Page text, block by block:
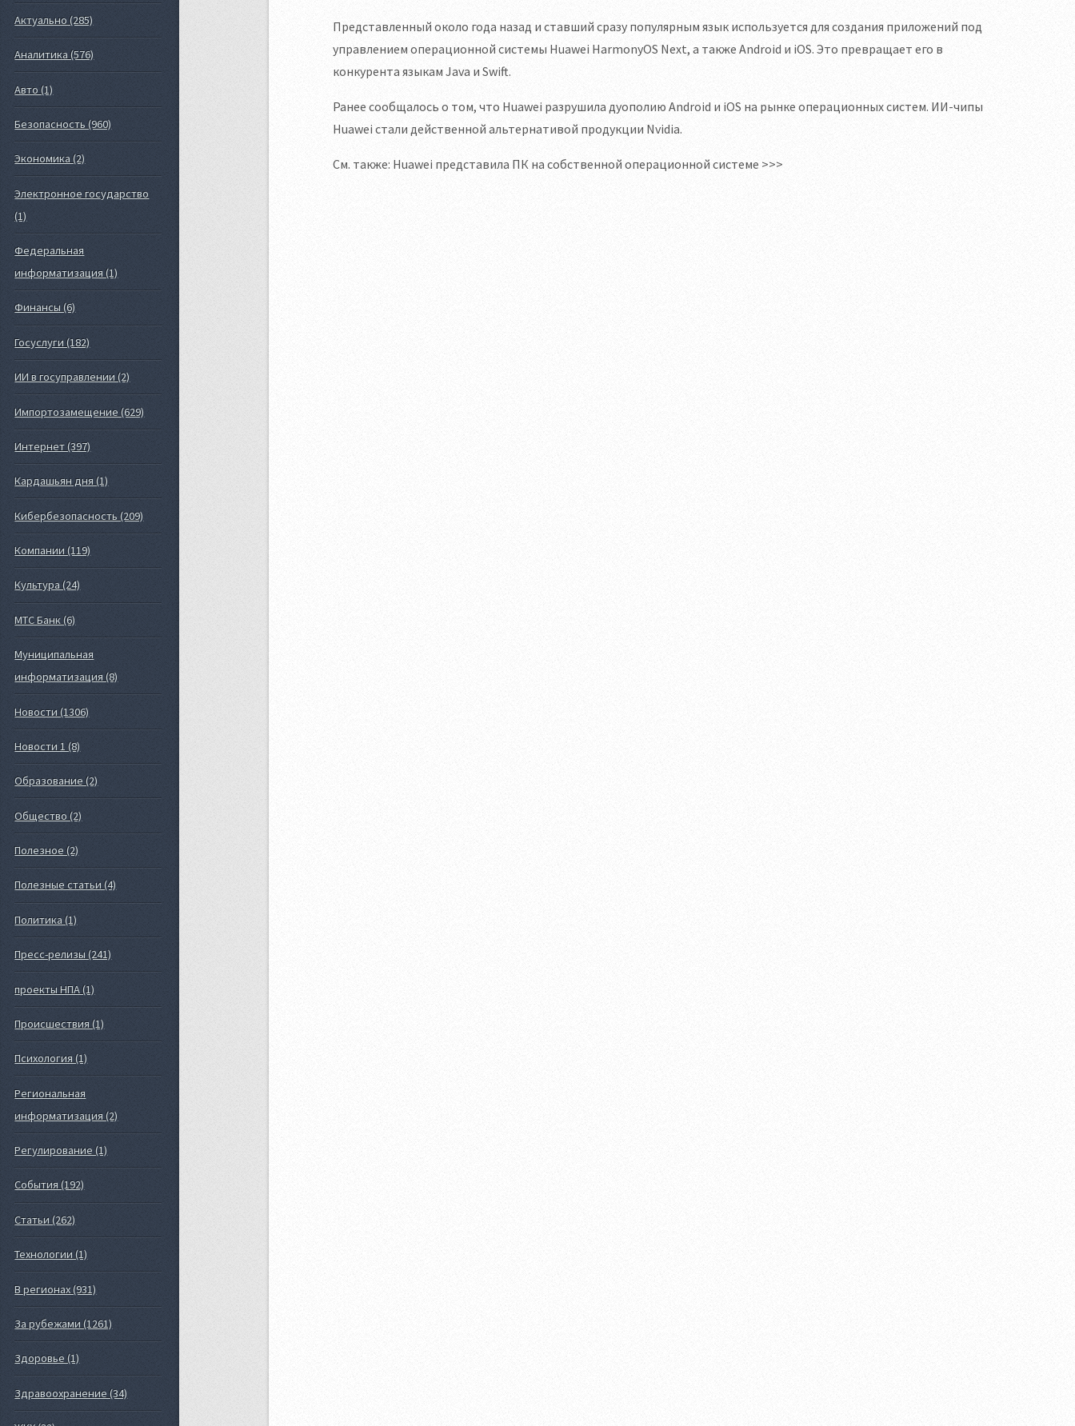
Актуально (285)
Аналитика (576)
Авто (1)
Безопасность (960)
Экономика (2)
Электронное государство
(1)
Федеральная
информатизация (1)
Финансы (6)
Госуслуги (182)
ИИ в госуправлении (2)
Импортозамещение (629)
Интернет (397)
Кардашьян дня (1)
Кибербезопасность (209)
Компании (119)
Культура (24)
МТС Банк (6)
Муниципальная
информатизация (8)
Новости (1306)
Новости 1 (8)
Образование (2)
Общество (2)
Полезное (2)
Полезные статьи (4)
Политика (1)
Пресс-релизы (241)
проекты НПА (1)
Происшествия (1)
Психология (1)
Региональная
информатизация (2)
Регулирование (1)
События (192)
Статьи (262)
Технологии (1)
В регионах (931)
За рубежами (1261)
Здоровье (1)
Здравоохранение (34)
Представленный около года назад и ставший сразу популярным язык используется для создания приложений под
управлением операционной системы Huawei HarmonyOS Next, а также Android и iOS. Это превращает его в
конкурента языкам Java и Swift.
Ранее сообщалось о том, что Huawei разрушила дуополию Android и iOS на рынке операционных систем. ИИ-чипы
Huawei стали действенной альтернативой продукции Nvidia.
См. также: Huawei представила ПК на собственной операционной системе >>>